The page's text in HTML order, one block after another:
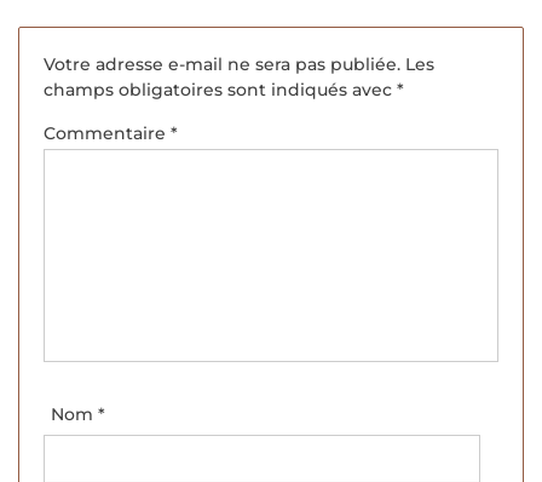
Votre adresse e-mail ne sera pas publiée. Les
champs obligatoires sont indiqués avec *
Commentaire *
Nom *